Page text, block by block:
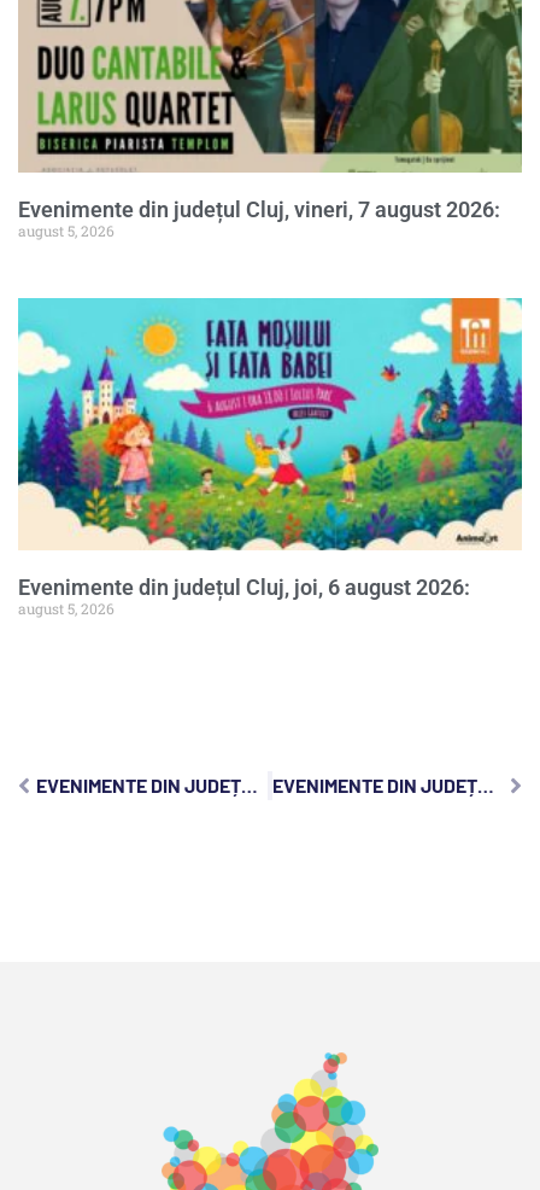
Evenimente din județul Cluj, vineri, 7 august 2026:
august 5, 2026
Evenimente din județul Cluj, joi, 6 august 2026:
august 5, 2026
EVENIMENTE DIN JUDEȚUL CLUJ, DUMINICĂ, 28 IANUARIE 2024: EVENIMENTE DIN JUDEȚUL CLUJ, MARȚI, 30 IANUARIE 2024: